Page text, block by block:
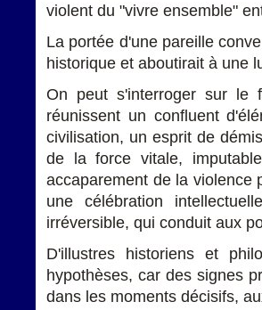
violent du "vivre ensemble"
La portée d'une pareille
historique et aboutirait à une
On peut s'interroger sur le
réunissent un confluent
civilisation, un esprit de
de la force vitale,
accaparement de la violence
une célébration
irréversible, qui conduit aux
D'illustres historiens et
hypothèses, car des signes
dans les moments décisifs,